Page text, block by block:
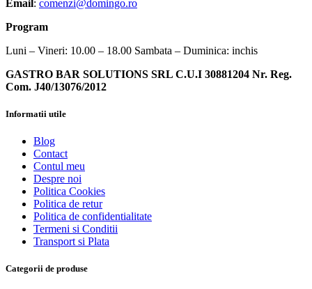
Email: comenzi@domingo.ro
Program
Luni – Vineri: 10.00 – 18.00 Sambata – Duminica: inchis
GASTRO BAR SOLUTIONS SRL C.U.I 30881204 Nr. Reg.
Com. J40/13076/2012
Informatii utile
Blog
Contact
Contul meu
Despre noi
Politica Cookies
Politica de retur
Politica de confidentialitate
Termeni si Conditii
Transport si Plata
Categorii de produse